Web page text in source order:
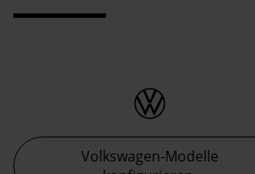
Volkswagen-Modelle